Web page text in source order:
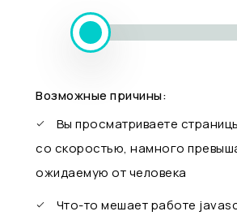
Возможные причины:
Вы просматриваете
со скоростью, намного
ожидаемую от человека
Что-то мешает работе